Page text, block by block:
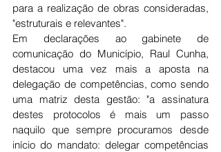
para a realização de obras consideradas,
"estruturais e relevantes".
Em declarações ao gabinete de
comunicação do Município, Raul Cunha,
destacou uma vez mais a aposta na
delegação de competências, como sendo
uma matriz desta gestão: "a assinatura
destes protocolos é mais um passo
naquilo que sempre procuramos desde
início do mandato: delegar competências